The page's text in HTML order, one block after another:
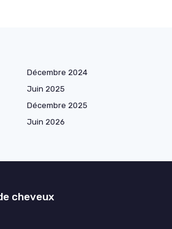
Décembre 2024
Juin 2025
Décembre 2025
Juin 2026
cheveux